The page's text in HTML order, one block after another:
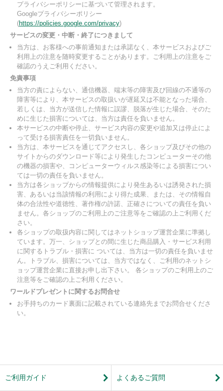
プライバシーポリシーに基づいて管理されます。
Googleプライバシーポリシー
(https://policies.google.com/privacy)
サービスの変更・中断・終了につきまして
当方は、お客様への事前通知または承諾なく、本サービスおよびご
利用上の注意を随時変更することがあります。ご利用上の注意をご
確認のうえご利用ください。
免責事項
当方の責によらない、通信機器、端末等の障害及び回線の不通等の
障害等により、本サービスの取扱いが遅延又は不能となった場合、
若しくは、当方が送信した情報に誤謬、脱落が生じた場合、そのた
めに生じた損害については、当方は責任を負いません。
本サービスの中断や停止、サービス内容の変更や追加又は停止によ
って受ける損害責任を一切負いません。
当方は、本サービスを通じてアクセスし、各ショップ及びその他の
サイトからのダウンロード等により発生したコンピューターその他
の機器の損害や、コンピューターウィルス感染等による損害につい
ては一切の責任を負いません。
当方は各ショップからの情報提供により発生あるいは誘発された損
害、あるいは当該情報の利用により得た成果、または、その情報自
体の合法性や道徳性、著作権の許諾、正確さについての責任を負い
ません。各ショップのご利用上のご注意等をご確認の上ご利用くだ
さい。
各ショップの取扱内容に関してはネットショップ運営企業に準拠し
ています。万一、ショップとの間に生じた商品購入・サービス利用
に関するトラブル・損害に ついては、当方は一切の責任を負いませ
ん。トラブル、損害については、当方ではなく、ご利用のネットシ
ョップ運営企業に直接お申し出下さい。 各ショップのご利用上のご
注意等をご確認の上ご利用ください。
ワールドプレゼントに関するお問合せ
お手持ちのカード裏面に記載されている連絡先までお問合せくださ
い。
ご利用ガイド よくあるご質問